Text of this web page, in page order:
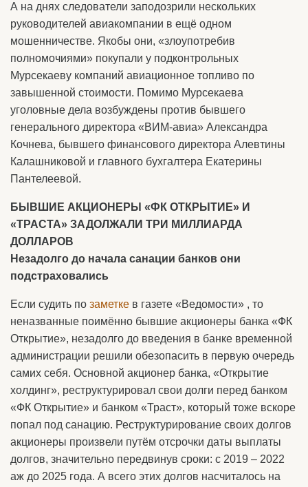
А на днях следователи заподозрили нескольких
руководителей авиакомпании в ещё одном
мошенничестве. Якобы они, «злоупотребив
полномочиями» покупали у подконтрольных
Мурсекаеву компаний авиационное топливо по
завышенной стоимости. Помимо Мурсекаева
уголовные дела возбуждены против бывшего
генерального директора «ВИМ-авиа» Александра
Кочнева, бывшего финансового директора Алевтины
Калашниковой и главного бухгалтера Екатерины
Пантелеевой.
БЫВШИЕ АКЦИОНЕРЫ «ФК ОТКРЫТИЕ» И
«ТРАСТА» ЗАДОЛЖАЛИ ТРИ МИЛЛИАРДА
ДОЛЛАРОВ
Незадолго до начала санации банков они
подстраховались
Если судить по заметке в газете «Ведомости» , то
неназванные поимённо бывшие акционеры банка «ФК
Открытие», незадолго до введения в банке временной
администрации решили обезопасить в первую очередь
самих себя. Основной акционер банка, «Открытие
холдинг», реструктурировал свои долги перед банком
«ФК Открытие» и банком «Траст», который тоже вскоре
попал под санацию. Реструктурирование своих долгов
акционеры произвели путём отсрочки даты выплаты
долгов, значительно передвинув сроки: с 2019 – 2022
аж до 2025 года. А всего этих долгов насчиталось на